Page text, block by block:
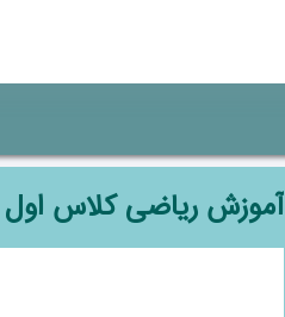
آموزش ریاضی کلاس